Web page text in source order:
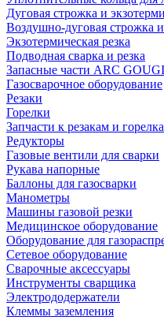
Дуговая строжка и
Воздушно-дуговая строжка и
Экзотермическая резка
Подводная сварка и резка
Запасные части ARC
Газосварочное оборудование
Резаки
Горелки
Запчасти к резакам и
Редукторы
Газовые вентили для сварки
Рукава напорные
Баллоны для газосварки
Манометры
Машины газовой резки
Медицинское оборудование
Оборудование для
Сетевое оборудование
Сварочные аксессуары
Инструменты сварщика
Электрододержатели
Клеммы заземления